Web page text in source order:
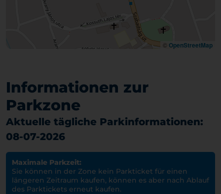
© OpenStreetMap
Informationen zur
Parkzone
Aktuelle tägliche Parkinformationen:
08-07-2026
Maximale Parkzeit:
Sie können in der Zone kein Parkticket für einen
längeren Zeitraum kaufen, können es aber nach Ablauf
des Parktickets erneut kaufen.